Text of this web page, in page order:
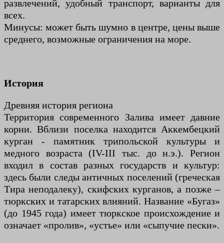
развлечений, удобный транспорт, варианты для
всех.
Минусы: может быть шумно в центре, цены выше
среднего, возможные ограничения на море.
История
Древняя история региона
Территория современного Залива имеет давние
корни. Вблизи поселка находится Аккембецкий
курган - памятник трипольской культуры и
медного возраста (IV-III тыс. до н.э.). Регион
входил в состав разных государств и культур:
здесь были следы античных поселений (греческая
Тира неподалеку), скифских курганов, а позже –
тюркских и татарских влияний. Название «Бугаз»
(до 1945 года) имеет тюркское происхождение и
означает «пролив», «устье» или «сыпучие пески».